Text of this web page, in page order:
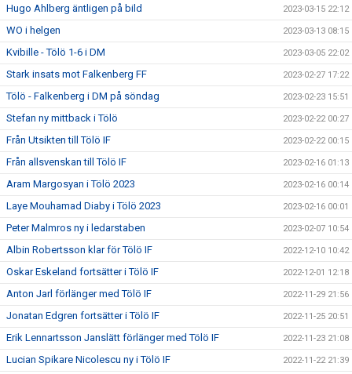
Hugo Ahlberg äntligen på bild 2023-03-15 22:12
WO i helgen 2023-03-13 08:15
Kvibille - Tölö 1-6 i DM 2023-03-05 22:02
Stark insats mot Falkenberg FF 2023-02-27 17:22
Tölö - Falkenberg i DM på söndag 2023-02-23 15:51
Stefan ny mittback i Tölö 2023-02-22 00:27
Från Utsikten till Tölö IF 2023-02-22 00:15
Från allsvenskan till Tölö IF 2023-02-16 01:13
Aram Margosyan i Tölö 2023 2023-02-16 00:14
Laye Mouhamad Diaby i Tölö 2023 2023-02-16 00:01
Peter Malmros ny i ledarstaben 2023-02-07 10:54
Albin Robertsson klar för Tölö IF 2022-12-10 10:42
Oskar Eskeland fortsätter i Tölö IF 2022-12-01 12:18
Anton Jarl förlänger med Tölö IF 2022-11-29 21:56
Jonatan Edgren fortsätter i Tölö IF 2022-11-25 20:51
Erik Lennartsson Janslätt förlänger med Tölö IF 2022-11-23 21:08
Lucian Spikare Nicolescu ny i Tölö IF 2022-11-22 21:39